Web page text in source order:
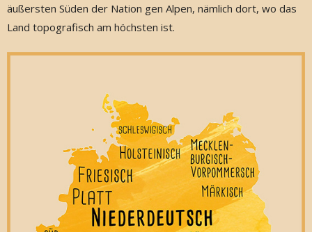
äußersten Süden der Nation gen Alpen, nämlich dort, wo das
Land topografisch am höchsten ist.